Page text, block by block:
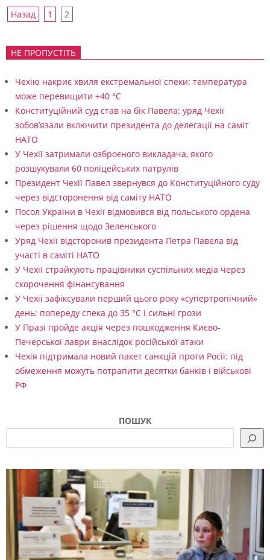
Пагінація
Назад 1 2
НЕ ПРОПУСТІТЬ
Чехію накриє хвиля екстремальної спеки: температура
може перевищити +40 °C
Конституційний суд став на бік Павела: уряд Чехії
зобов’язали включити президента до делегації на саміт
НАТО
У Чехії затримали озброєного викладача, якого
розшукували 60 поліцейських патрулів
Президент Чехії Павел звернувся до Конституційного суду
через відсторонення від саміту НАТО
Посол України в Чехії відмовився від польського ордена
через рішення щодо Зеленського
Уряд Чехії відсторонив президента Петра Павела від
участі в саміті НАТО
У Чехії страйкують працівники суспільних медіа через
скорочення фінансування
У Чехії зафіксували перший цього року «супертропічний»
день: попереду спека до 35 °C і сильні грози
У Празі пройде акція через пошкодження Києво-
Печерської лаври внаслідок російської атаки
Чехія підтримала новий пакет санкцій проти Росії: під
обмеження можуть потрапити десятки банків і військові
РФ
ПОШУК